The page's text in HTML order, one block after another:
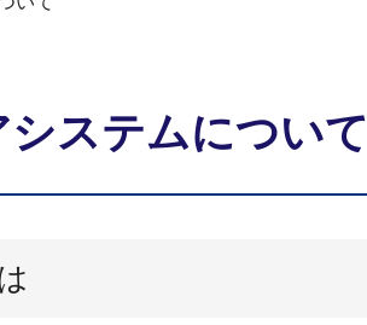
ステムについて